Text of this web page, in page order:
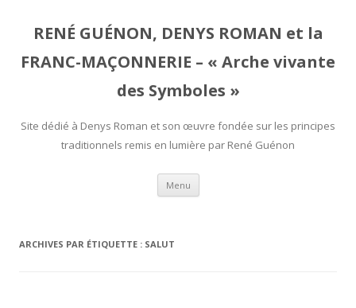
RENÉ GUÉNON, DENYS ROMAN et la
FRANC-MAÇONNERIE – « Arche vivante
des Symboles »
Site dédié à Denys Roman et son œuvre fondée sur les principes
traditionnels remis en lumière par René Guénon
Menu Aller
contenu
ARCHIVES PAR ÉTIQUETTE : SALUT